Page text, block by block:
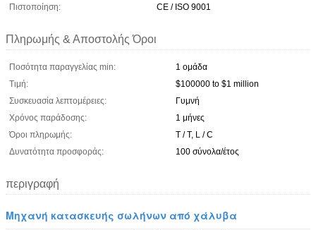
Πιστοποίηση:
CE / ISO 9001
Πληρωμής & Αποστολής Όροι
Ποσότητα παραγγελίας min:
1 ομάδα
Τιμή:
$100000 to $1 million
Συσκευασία λεπτομέρειες:
Γυμνή
Χρόνος παράδοσης:
1 μήνες
Όροι πληρωμής:
T / T, L / C
Δυνατότητα προσφοράς:
100 σύνολα/έτος
περιγραφή
Μηχανή κατασκευής σωλήνων από χάλυβα